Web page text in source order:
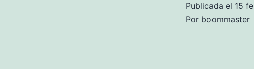
Publicada el 15
Por boommaster